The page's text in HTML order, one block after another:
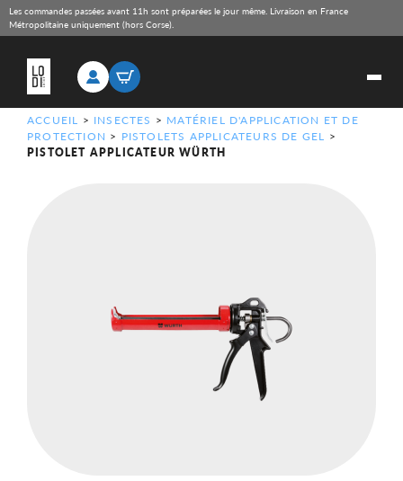
Les commandes passées avant 11h sont préparées le jour même. Livraison en France
Métropolitaine uniquement (hors Corse).
ACCUEIL > INSECTES > MATÉRIEL D'APPLICATION ET DE
PROTECTION > PISTOLETS APPLICATEURS DE GEL >
PISTOLET APPLICATEUR WÜRTH